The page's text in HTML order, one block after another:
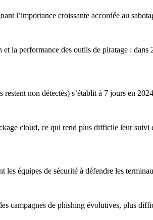
l’importance croissante accordée au
la performance des outils de piratage : dans
non détectés) s’établit à 7 jours en
cloud, ce qui rend plus difficile leur
les équipes de sécurité à défendre les
campagnes de phishing évolutives, plus